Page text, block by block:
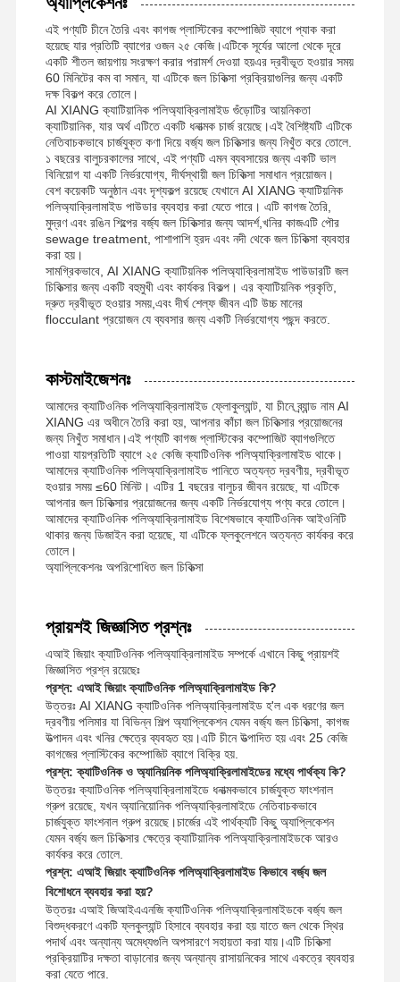
কারখানা ভ্রমণ মান নিয়ন্ত্রণ খবর সব ক্ষেত্রেই
উদ্ধৃতির জন্য
আবেদন
আয়রন অক্সাইড ডিসালফারাইজার
ডাইমিথাইলামিনোথাইল মেথাক্রাইলেট
মেথাক্রাইলোক্সাইথাইল ট্রাইমেথাইল অ্যামোনিয়াম ক্লোরাইড
অ্যানিওনিক পলিঅ্যাক্রিলামাইড
nonionic polyacrylamide
যৌগিক সার ধীর মুক্তির প্রতিরক্ষামূলক উপাদান
Cationic polyacrylamide
জেলিং এজেন্ট ফ্রেকচারিং এসিডিফিকেশন জন্য
উচ্চ তাপমাত্রা অবসানকারী এজেন্ট
এই পণ্যটি চীনে তৈরি এবং কাগজ প্লাস্টিকের কম্পোজিট ব্যাগে প্যাক করা
হয়েছে যার প্রতিটি ব্যাগের ওজন ২৫ কেজি।এটিকে সূর্যের আলো থেকে দূরে
একটি শীতল জায়গায় সংরক্ষণ করার পরামর্শ দেওয়া হয়এর দ্রবীভূত হওয়ার সময়
60 মিনিটের কম বা সমান, যা এটিকে জল চিকিত্সা প্রক্রিয়াগুলির জন্য একটি
দক্ষ বিকল্প করে তোলে।
AI XIANG ক্যাটিয়ানিক পলিঅ্যাক্রিলামাইড গুঁড়োটির আয়নিকতা
ক্যাটিয়ানিক, যার অর্থ এটিতে একটি ধনাত্মক চার্জ রয়েছে।এই বৈশিষ্ট্যটি এটিকে
নেতিবাচকভাবে চার্জযুক্ত কণা দিয়ে বর্জ্য জল চিকিত্সার জন্য নিখুঁত করে তোলে.
১ বছরের বালুচরকালের সাথে, এই পণ্যটি এমন ব্যবসায়ের জন্য একটি ভাল
বিনিয়োগ যা একটি নির্ভরযোগ্য, দীর্ঘস্থায়ী জল চিকিত্সা সমাধান প্রয়োজন।
বেশ কয়েকটি অনুষ্ঠান এবং দৃশ্যকল্প রয়েছে যেখানে AI XIANG ক্যাটিয়নিক
পলিঅ্যাক্রিলামাইড পাউডার ব্যবহার করা যেতে পারে। এটি কাগজ তৈরি,
মুদ্রণ এবং রঙিন শিল্পের বর্জ্য জল চিকিত্সার জন্য আদর্শ,খনির কাজএটি পৌর
sewage treatment, পাশাপাশি হ্রদ এবং নদী থেকে জল চিকিত্সা ব্যবহার
করা হয়।
সামগ্রিকভাবে, AI XIANG ক্যাটিয়নিক পলিঅ্যাক্রিলামাইড পাউডারটি জল
চিকিত্সার জন্য একটি বহুমুখী এবং কার্যকর বিকল্প। এর ক্যাটিয়নিক প্রকৃতি,
দ্রুত দ্রবীভূত হওয়ার সময়,এবং দীর্ঘ শেল্ফ জীবন এটি উচ্চ মানের
flocculant প্রয়োজন যে ব্যবসার জন্য একটি নির্ভরযোগ্য পছন্দ করতে.
কাস্টমাইজেশনঃ
আমাদের ক্যাটিওনিক পলিঅ্যাক্রিলামাইড ফ্লোকুল্যান্ট, যা চীনে ব্র্যান্ড নাম AI
XIANG এর অধীনে তৈরি করা হয়, আপনার কাঁচা জল চিকিত্সার প্রয়োজনের
জন্য নিখুঁত সমাধান।এই পণ্যটি কাগজ প্লাস্টিকের কম্পোজিট ব্যাগগুলিতে
পাওয়া যায়প্রতিটি ব্যাগে ২৫ কেজি ক্যাটিওনিক পলিঅ্যাক্রিলামাইড থাকে।
আমাদের ক্যাটিওনিক পলিঅ্যাক্রিলামাইড পানিতে অত্যন্ত দ্রবণীয়, দ্রবীভূত
হওয়ার সময় ≤60 মিনিট। এটির 1 বছরের বালুচর জীবন রয়েছে, যা এটিকে
আপনার জল চিকিত্সার প্রয়োজনের জন্য একটি নির্ভরযোগ্য পণ্য করে তোলে।
আমাদের ক্যাটিওনিক পলিঅ্যাক্রিলামাইড বিশেষভাবে ক্যাটিওনিক আইওনিটি
থাকার জন্য ডিজাইন করা হয়েছে, যা এটিকে ফ্লকুলেশনে অত্যন্ত কার্যকর করে
তোলে।
অ্যাপ্লিকেশনঃ অপরিশোধিত জল চিকিত্সা
প্রায়শই জিজ্ঞাসিত প্রশ্নঃ
এআই জিয়াং ক্যাটিওনিক পলিঅ্যাক্রিলামাইড সম্পর্কে এখানে কিছু প্রায়শই
জিজ্ঞাসিত প্রশ্ন রয়েছেঃ
প্রশ্ন: এআই জিয়াং ক্যাটিওনিক পলিঅ্যাক্রিলামাইড কি?
উত্তরঃ AI XIANG ক্যাটিওনিক পলিঅ্যাক্রিলামাইড হ'ল এক ধরণের জল
দ্রবণীয় পলিমার যা বিভিন্ন শিল্প অ্যাপ্লিকেশন যেমন বর্জ্য জল চিকিত্সা, কাগজ
উত্পাদন এবং খনির ক্ষেত্রে ব্যবহৃত হয়।এটি চীনে উত্পাদিত হয় এবং 25 কেজি
কাগজের প্লাস্টিকের কম্পোজিট ব্যাগে বিক্রি হয়.
প্রশ্ন: ক্যাটিওনিক ও অ্যানিয়নিক পলিঅ্যাক্রিলামাইডের মধ্যে পার্থক্য কি?
উত্তরঃ ক্যাটিওনিক পলিঅ্যাক্রিলামাইডে ধনাত্মকভাবে চার্জযুক্ত ফাংশনাল
গ্রুপ রয়েছে, যখন অ্যানিয়োনিক পলিঅ্যাক্রিলামাইডে নেতিবাচকভাবে
চার্জযুক্ত ফাংশনাল গ্রুপ রয়েছে।চার্জের এই পার্থক্যটি কিছু অ্যাপ্লিকেশন
যেমন বর্জ্য জল চিকিত্সার ক্ষেত্রে ক্যাটিয়ানিক পলিঅ্যাক্রিলামাইডকে আরও
কার্যকর করে তোলে.
প্রশ্ন: এআই জিয়াং ক্যাটিওনিক পলিঅ্যাক্রিলামাইড কিভাবে বর্জ্য জল
বিশোধনে ব্যবহার করা হয়?
উত্তরঃ এআই জিআইএএনজি ক্যাটিওনিক পলিঅ্যাক্রিলামাইডকে বর্জ্য জল
বিশুদ্ধকরণে একটি ফ্লকুল্যান্ট হিসাবে ব্যবহার করা হয় যাতে জল থেকে স্থির
পদার্থ এবং অন্যান্য অমেধ্যগুলি অপসারণে সহায়তা করা যায়।এটি চিকিত্সা
প্রক্রিয়াটির দক্ষতা বাড়ানোর জন্য অন্যান্য রাসায়নিকের সাথে একত্রে ব্যবহার
করা যেতে পারে.